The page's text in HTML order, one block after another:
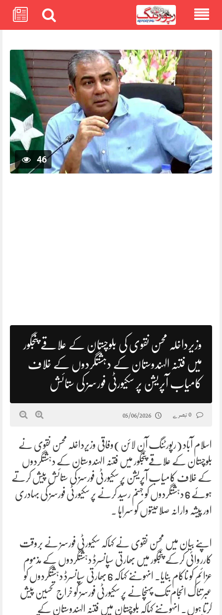
46
وزیرداخلہ محسن نقوی کی بلوچستان کے علاقے پنجگور
میں فتنہ الہندوستان کے دہشتگردوں کے خلاف
کامیاب آپریشن پر سکیورٹی فورسز کی ستائش
05/06/2026
اسلام آباد (رپورٹنگ آن لائن)وفاقی وزیرداخلہ محسن نقوی نے
بلوچستان کے علاقے پنجگور میں فتنہ الہندوستان کے دہشتگردوں
کے خلاف کامیاب آپریشن پر سکیورٹی فورسز کی ستائش پیش کرتے
ہوئے 6 دہشتگردوں کو جہنم رسید کرنے پر سکیورٹی فورسز کی بہادری
اور پیشہ وارانہ صلاحیتوں کو سراہا ۔
اپنے بیان میں محسن نقوی نے کہاکہ سکیورٹی فورسز نے بروقت
کارروائی کرکے پنجگور میں بھارتی سپانسرڈ دہشتگردوں کے مذموم
عزائم کو ناکام بنایا۔ انہوںنے کہاکہ 6 بھارتی سپانسرڈ دہشتگردوں کو
عبرتناک انجام تک پہنچانے پر سکیورٹی فورسز کو خراج تحسین پیش
کرتا ہوں۔ انہوںنے کہاکہ بلوچستان میں فتنہ الہندوستان کے